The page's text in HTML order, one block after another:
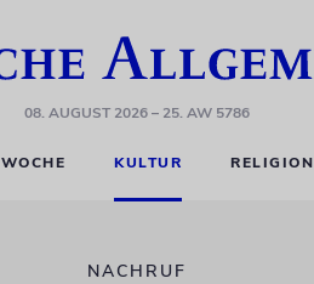
08. AUGUST 2026– 25. AW 5786
KULTUR RELIGION
NACHRUF